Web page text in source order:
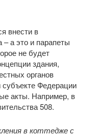
внести в
а это и парапеты
не будет
здания,
органов
Федерации
акты. Например, в
508.
в коттедже с